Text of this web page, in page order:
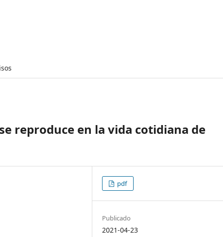
reproduce en la vida cotidiana de
pdf
Publicado
2021-04-23